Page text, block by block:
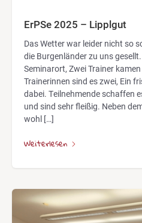
ErPSe 2025 – Lipplgut
Das Wetter war leider nicht so
die Burgenländer zu uns
Seminarort, Zwei Trainer
Trainerinnen sind es zwei, Ein
dabei. Teilnehmende schaffen
und sind sehr fleißig. Neben
wohl […]
Weiterlesen